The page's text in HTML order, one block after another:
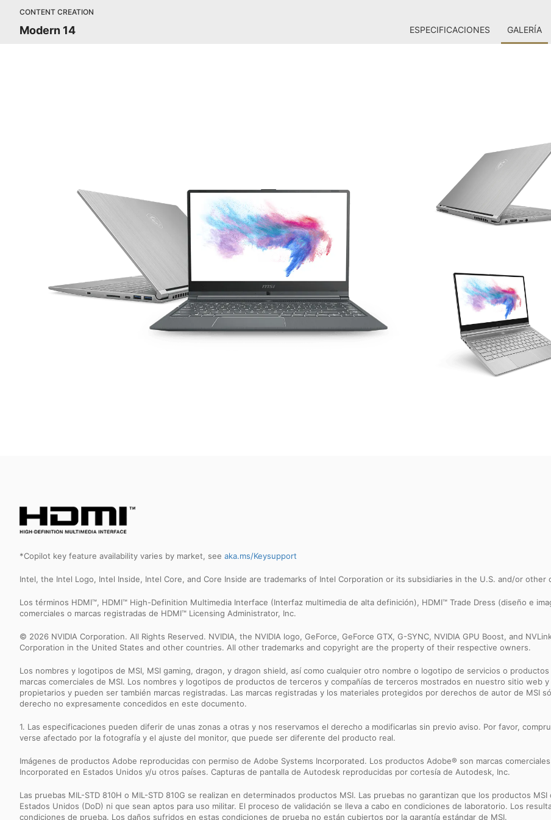
CONTENT CREATION
Modern 14 ESPECIFICACIONES GALERÍA
*Copilot key feature availability varies by market, see aka.ms/Keysupport
Intel, the Intel Logo, Intel Inside, Intel Core, and Core Inside are trademarks of Intel Corporation or its subsidiaries in the U.S. and/or other
Los términos HDMI™, HDMI™ High-Definition Multimedia Interface (Interfaz multimedia de alta definición), HDMI™ Trade Dress (diseño e
comerciales o marcas registradas de HDMI™ Licensing Administrator, Inc.
© 2026 NVIDIA Corporation. All Rights Reserved. NVIDIA, the NVIDIA logo, GeForce, GeForce GTX, G-SYNC, NVIDIA GPU Boost, and
Corporation in the United States and other countries. All other trademarks and copyright are the property of their respective owners.
Los nombres y logotipos de MSI, MSI gaming, dragon, y dragon shield, así como cualquier otro nombre o logotipo de servicios o
marcas comerciales de MSI. Los nombres y logotipos de productos de terceros y compañías de terceros mostrados en nuestro sitio web
propietarios y pueden ser también marcas registradas. Las marcas registradas y los materiales protegidos por derechos de autor de MSI
derecho no expresamente concedidos en este documento.
1. Las especificaciones pueden diferir de unas zonas a otras y nos reservamos el derecho a modificarlas sin previo aviso. Por favor,
verse afectado por la fotografía y el ajuste del monitor, que puede ser diferente del producto real.
Imágenes de productos Adobe reproducidas con permiso de Adobe Systems Incorporated. Los productos Adobe® son marcas
Incorporated en Estados Unidos y/u otros países. Capturas de pantalla de Autodesk reproducidas por cortesía de Autodesk, Inc.
Las pruebas MIL-STD 810H o MIL-STD 810G se realizan en determinados productos MSI. Las pruebas no garantizan que los productos
Estados Unidos (DoD) ni que sean aptos para uso militar. El proceso de validación se lleva a cabo en condiciones de laboratorio. Los
condiciones de prueba. Los daños sufridos en estas condiciones de prueba no están cubiertos por la garantía estándar de MSI.